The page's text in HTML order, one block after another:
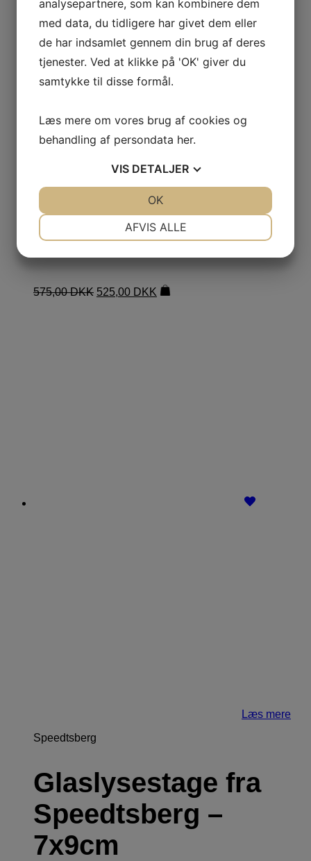
årstidsophæng DIY
ø 80cm
575,00DKK 525,00 DKK
Læs mere
Speedtsberg
Glaslysestage fra
Speedtsberg –
7x9cm
analysepartnere, som kan kombinere dem
med data, du tidligere har givet dem eller
de har indsamlet gennem din brug af deres
tjenester. Ved at klikke på 'OK' giver du
samtykke til disse formål.
Læs mere om vores brug af cookies og
behandling af persondata her.
VIS DETALJER
AFVIS ALLE
OK